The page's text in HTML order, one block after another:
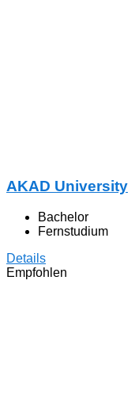
AKAD University
Bachelor
Fernstudium
Details
Empfohlen